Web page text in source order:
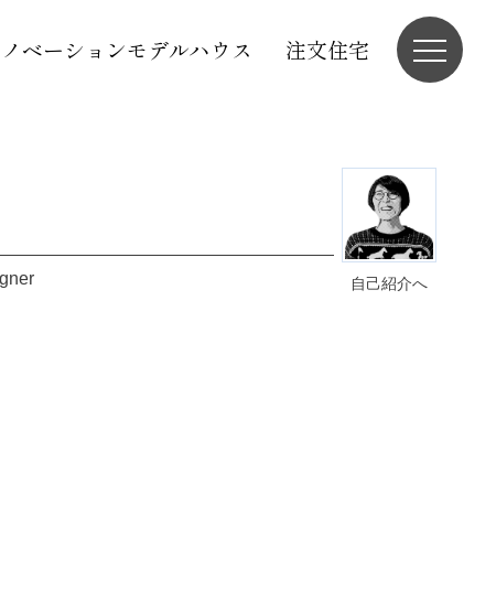
ノベーションモデルハウス 注文住宅
自己紹介へ